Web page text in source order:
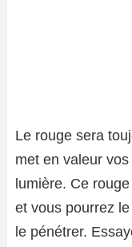
Le rouge sera
met en valeur
lumière. Ce
et vous pourrez
le pénétrer.